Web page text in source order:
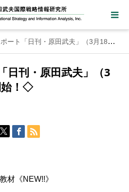
「日刊・原田武夫」（3月18日号)発売開始！◇
刊・原田武夫」（3
始！◇
材《NEW!!》